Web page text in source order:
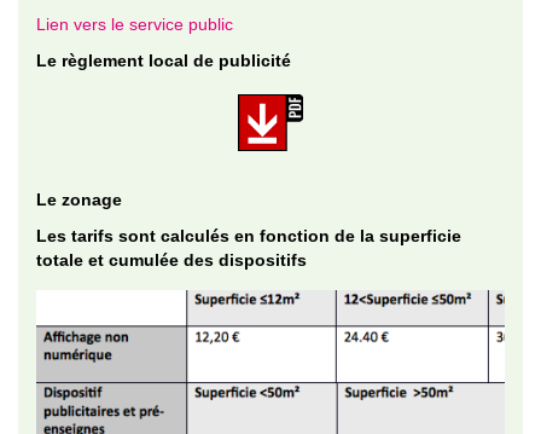
Lien vers le service public
Le règlement local de publicité
Le zonage
Les tarifs sont calculés en fonction de la superficie
totale et cumulée des dispositifs